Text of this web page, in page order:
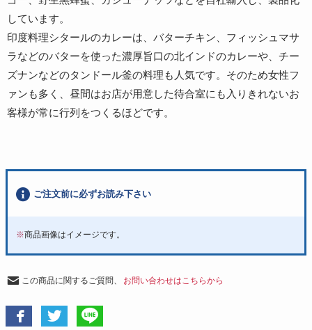
しています。
印度料理シタールのカレーは、バターチキン、フィッシュマサ
ラなどのバターを使った濃厚旨口の北インドのカレーや、チー
ズナンなどのタンドール釜の料理も人気です。そのため女性フ
ァンも多く、昼間はお店が用意した待合室にも入りきれないお
客様が常に行列をつくるほどです。
ご注文前に必ずお読み下さい
※商品画像はイメージです。
この商品に関するご質問、 お問い合わせはこちらから